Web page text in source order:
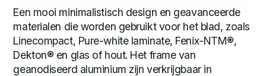
Een mooi minimalistisch design en geavanceerde
materialen die worden gebruikt voor het blad, zoals
Linecompact, Pure-white laminate, Fenix-NTM®,
Dekton® en glas of hout. Het frame van
geanodiseerd aluminium zijn verkrijgbaar in